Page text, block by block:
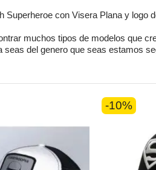
Superheroe con Visera Plana y logo
muchos tipos de modelos que
seas del genero que seas estamos
-10%